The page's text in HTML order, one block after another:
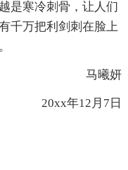
是寒冷刺骨，让人们
千万把利剑刺在脸上
马曦妍
20xx年12月7日